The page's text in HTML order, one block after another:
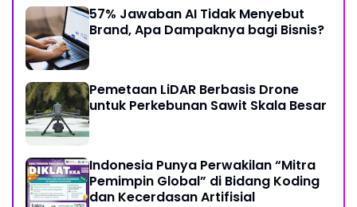
57% Jawaban AI Tidak Menyebut
Brand, Apa Dampaknya bagi Bisnis?
Pemetaan LiDAR Berbasis Drone
untuk Perkebunan Sawit Skala Besar
Indonesia Punya Perwakilan “Mitra
Pemimpin Global” di Bidang Koding
dan Kecerdasan Artifisial